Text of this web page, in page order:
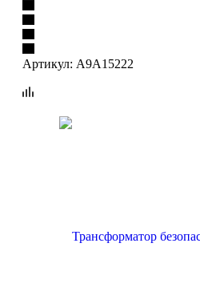
Артикул: A9A15222